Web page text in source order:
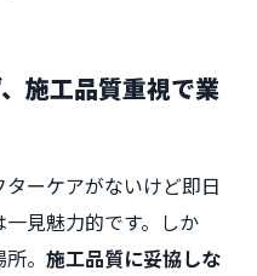
施工品質重視で業
ターケアがないけど即日
見魅力的です。しか
。 施工品質に妥協しな